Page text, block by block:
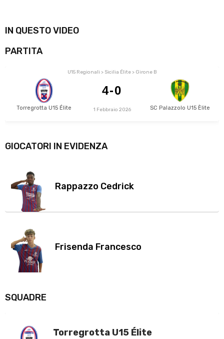
IN QUESTO VIDEO
PARTITA
U15 Regionali > Sicilia Élite > Girone B
Torregrotta U15 Élite
4-0
SC Palazzolo U15 Èlite
1 Febbraio 2026
GIOCATORI IN EVIDENZA
Rappazzo Cedrick
Frisenda Francesco
SQUADRE
Torregrotta U15 Élite